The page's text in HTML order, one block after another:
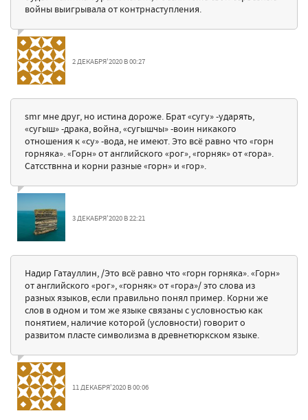
войны выигрывала от контрнаступления.
2 ДЕКАБРЯ'2020 В 00:27
smr мне друг, но истина дороже. Брат «сугу» -ударять,
«сугыш» -драка, война, «сугышчы» -воин никакого
отношения к «су» -вода, не имеют. Это всё равно что «горн
горняка». «Горн» от английского «рог», «горняк» от «гора».
Сатсствнна и корни разные «горн» и «гор».
3 ДЕКАБРЯ'2020 В 22:21
Надир Гатауллин, /Это всё равно что «горн горняка». «Горн»
от английского «рог», «горняк» от «гора»/ это слова из
разных языков, если правильно понял пример. Корни же
слов в одном и том же языке связаны с условностью как
понятием, наличие которой (условности) говорит о
развитом пласте символизма в древнетюркском языке.
11 ДЕКАБРЯ'2020 В 00:06